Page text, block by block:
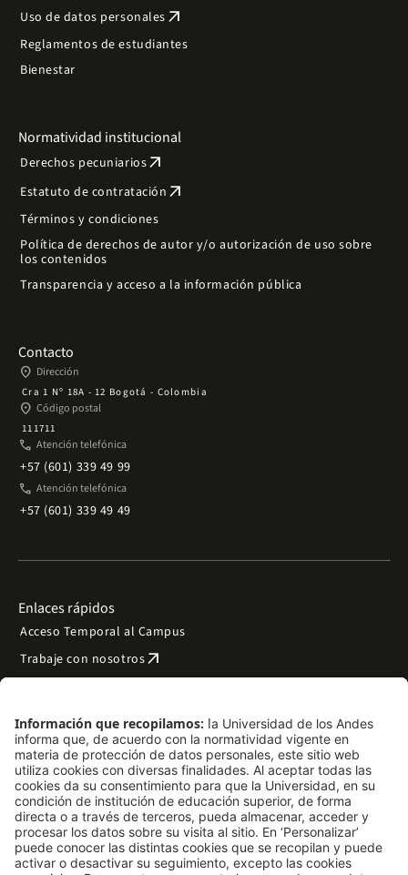
Uso de datos personales arrow_outward
Reglamentos de estudiantes
Bienestar
Normatividad institucional
Derechos pecuniariosarrow_outward
Estatuto de contratación arrow_outward
Términos y condiciones
Política de derechos de autor y/o autorización de uso sobre
los contenidos
Transparencia y acceso a la información pública
Contacto
place Dirección
Cra 1 Nº 18A - 12 Bogotá - Colombia
place Código postal
111711
phone Atención telefónica
+57 (601) 339 49 99
phone Atención telefónica
+57 (601) 339 49 49
Enlaces rápidos
Acceso Temporal al Campus
Trabaje con nosotrosarrow_outward
Preguntas frecuentes
Filantropía y donacionesarrow_outward
Mapa del sitio arrow_outward
Síguenos
LinkedIn